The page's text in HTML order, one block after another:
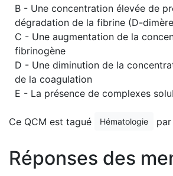
B - Une concentration élevée de
dégradation de la fibrine (D-
C - Une augmentation de la
fibrinogène
D - Une diminution de la
de la coagulation
E - La présence de complexes
Ce QCM est tagué Hématologie
Réponses des